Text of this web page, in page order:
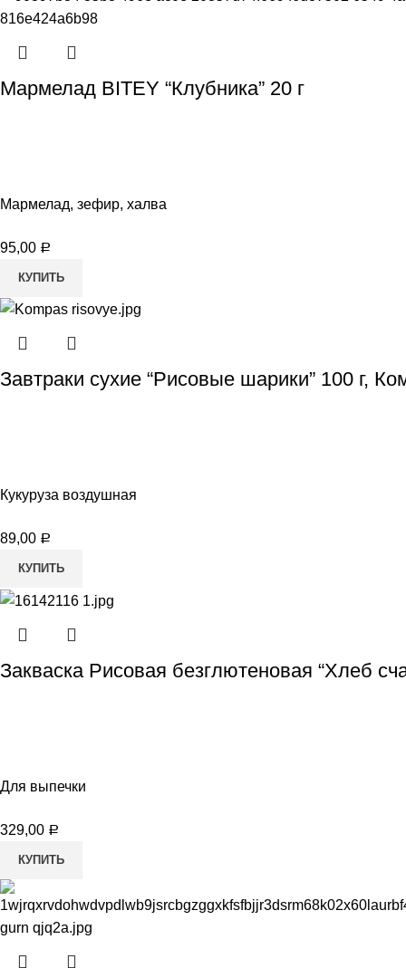
Мармелад BITEY “Клубника” 20 г
Мармелад, зефир, халва
95,00 Р
КУПИТЬ
Завтраки сухие “Рисовые шарики” 100 г,
Кукуруза воздушная
89,00 Р
КУПИТЬ
Закваска Рисовая безглютеновая “Хлеб
Для выпечки
329,00 Р
КУПИТЬ